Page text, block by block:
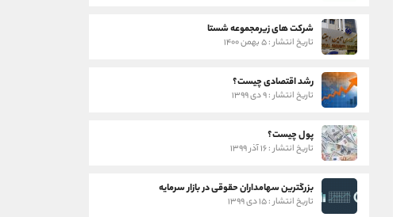
شرکت های زیرمجموعه شستا
تاریخ انتشار : ۵ بهمن ۱۴۰۰
رشد اقتصادی چیست؟
تاریخ انتشار : ۹ دی ۱۳۹۹
پول چیست؟
تاریخ انتشار : ۱۶ آذر ۱۳۹۹
بزرگترین سهامداران حقوقی در بازار سرمایه
تاریخ انتشار : ۱۵ دی ۱۳۹۹